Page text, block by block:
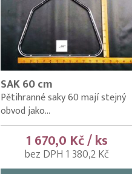
SAK 60 cm
Pětihranné saky 60 mají stejný
obvod jako...
1 670,0 Kč / ks
bez DPH 1 380,2 Kč